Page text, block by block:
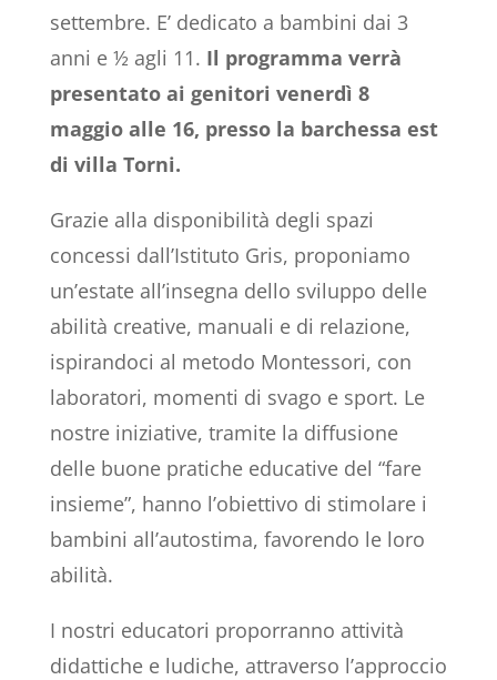
settembre. E’ dedicato a bambini dai 3
anni e ½ agli 11. Il programma verrà
presentato ai genitori venerdì 8
maggio alle 16, presso la barchessa est
di villa Torni.
Grazie alla disponibilità degli spazi
concessi dall’Istituto Gris, proponiamo
un’estate all’insegna dello sviluppo delle
abilità creative, manuali e di relazione,
ispirandoci al metodo Montessori, con
laboratori, momenti di svago e sport. Le
nostre iniziative, tramite la diffusione
delle buone pratiche educative del “fare
insieme”, hanno l’obiettivo di stimolare i
bambini all’autostima, favorendo le loro
abilità.
I nostri educatori proporranno attività
didattiche e ludiche, attraverso l’approccio